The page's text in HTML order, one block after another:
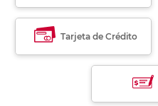
Tarjeta de Crédito